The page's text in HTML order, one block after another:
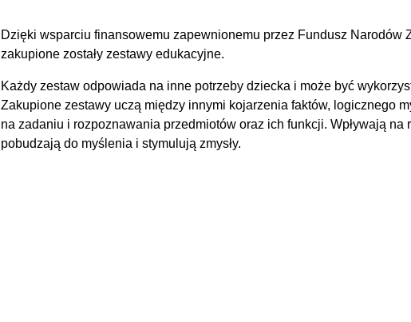
Dzięki wsparciu finansowemu zapewnionemu przez Fundusz Narodów
zakupione zostały zestawy edukacyjne.
Każdy zestaw odpowiada na inne potrzeby dziecka i może być
Zakupione zestawy uczą między innymi kojarzenia faktów, logicznego
na zadaniu i rozpoznawania przedmiotów oraz ich funkcji. Wpływają
pobudzają do myślenia i stymulują zmysły.